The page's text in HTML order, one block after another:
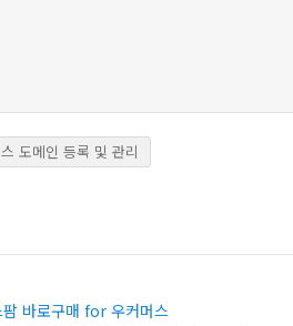
도메인 등록 및 관리
팜 바로구매 for 우커머스